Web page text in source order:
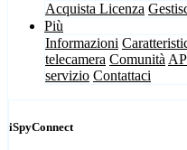
Acquista Licenza
Più
Informazioni
telecamera Comunità
servizio Contattaci
iSpyConnect